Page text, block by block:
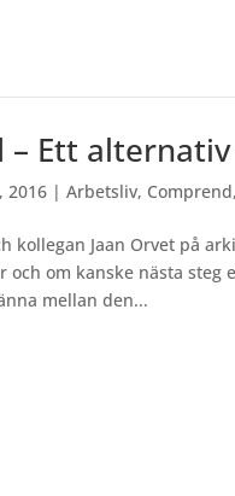
– Ett
2016 |Arbetsliv, Comprend,
kollegan Jaan Orvet på
och om kanske nästa
mellan den...